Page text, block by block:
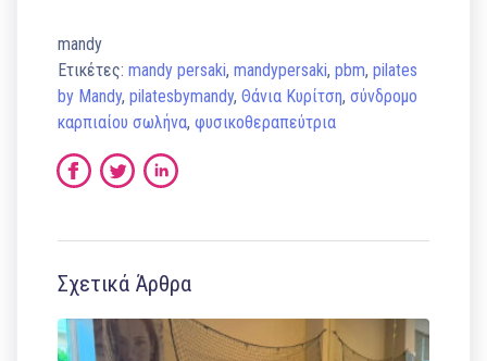
mandy
Ετικέτες:mandy persaki,mandypersaki,pbm,pilates
by Mandy,pilatesbymandy,Θάνια Κυρίτση,σύνδρομο
καρπιαίου σωλήνα,φυσικοθεραπεύτρια
Σχετικά Άρθρα